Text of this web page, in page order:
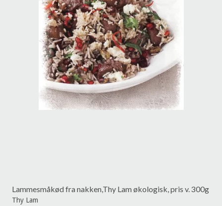
Lammesmåkød fra nakken,Thy Lam økologisk, pris v. 300g
Thy Lam